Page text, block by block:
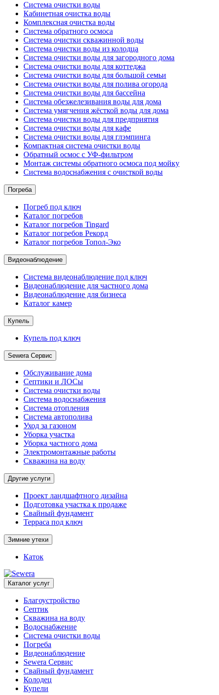
Система очистки воды
Кабинетная очистка воды
Комплексная очистка воды
Система обратного осмоса
Система очистки скважинной воды
Система очистки воды из колодца
Система очистки воды для загородного дома
Система очистки воды для коттеджа
Система очистки воды для большой семьи
Система очистки воды для полива огорода
Система очистки воды для бассейна
Система обезжелезивания воды для дома
Система умягчения жёсткой воды для дома
Система очистки воды для предприятия
Система очистки воды для кафе
Система очистки воды для глэмпинга
Компактная система очистки воды
Обратный осмос c УФ-фильтром
Монтаж системы обратного осмоса под мойку
Система водоснабжения с очисткой воды
Погреба
Погреб под ключ
Каталог погребов
Каталог погребов Tingard
Каталог погребов Рекорд
Каталог погребов Топол-Эко
Видеонаблюдение
Система видеонаблюдение под ключ
Видеонаблюдение для частного дома
Видеонаблюдение для бизнеса
Каталог камер
Купель
Купель под ключ
Sewera Сервис
Обслуживание дома
Септики и ЛОСы
Система очистки воды
Система водоснабжения
Система отопления
Система автополива
Уход за газоном
Уборка участка
Уборка частного дома
Электромонтажные работы
Скважина на воду
Другие услуги
Проект ландшафтного дизайна
Подготовка участка к продаже
Свайный фундамент
Терраса под ключ
Зимние утехи
Каток
Каталог услуг
Благоустройство
Септик
Скважина на воду
Водоснабжение
Система очистки воды
Погреба
Видеонаблюдение
Sewera Сервис
Свайный фундамент
Колодец
Купели